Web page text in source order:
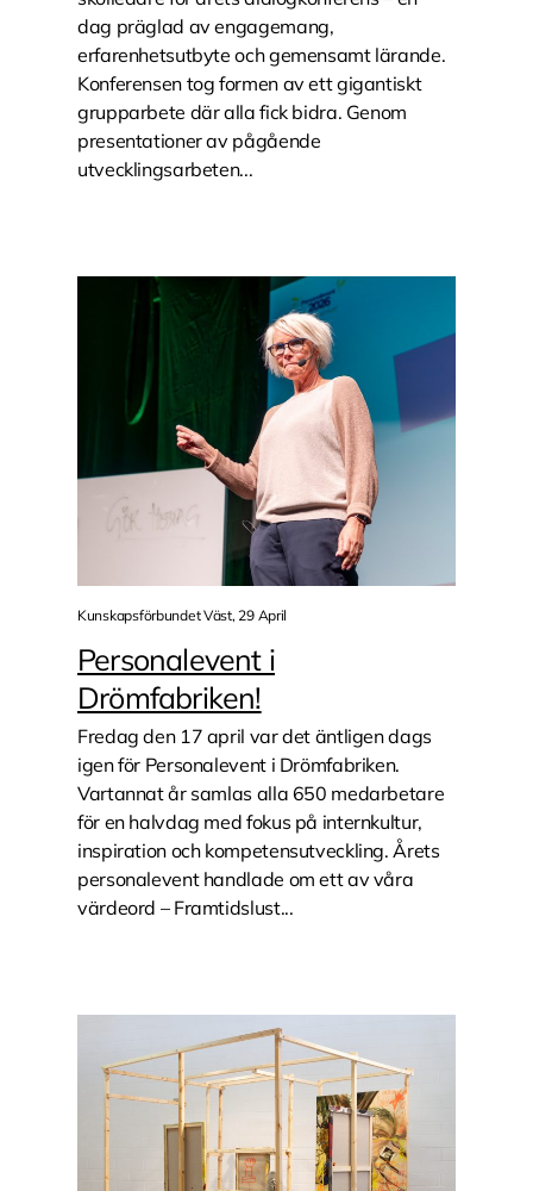
dag präglad av engagemang,
erfarenhetsutbyte och gemensamt lärande.
Konferensen tog formen av ett gigantiskt
grupparbete där alla fick bidra. Genom
presentationer av pågående
utvecklingsarbeten...
Kunskapsförbundet Väst, 29 April
Personalevent i
Drömfabriken!
Fredag den 17 april var det äntligen dags
igen för Personalevent i Drömfabriken.
Vartannat år samlas alla 650 medarbetare
för en halvdag med fokus på internkultur,
inspiration och kompetensutveckling. Årets
personalevent handlade om ett av våra
värdeord – Framtidslust...